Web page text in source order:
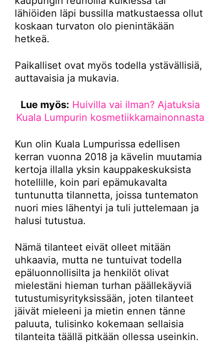
lähiöiden läpi bussilla matkustaessa ollut
koskaan turvaton olo pienintäkään
hetkeä.
Paikalliset ovat myös todella ystävällisiä,
auttavaisia ja mukavia.
Lue myös: Huivilla vai ilman? Ajatuksia
Kuala Lumpurin kosmetiikkamainonnasta
Kun olin Kuala Lumpurissa edellisen
kerran vuonna 2018 ja kävelin muutamia
kertoja illalla yksin kauppakeskuksista
hotellille, koin pari epämukavalta
tuntunutta tilannetta, joissa tuntematon
nuori mies lähentyi ja tuli juttelemaan ja
halusi tutustua.
Nämä tilanteet eivät olleet mitään
uhkaavia, mutta ne tuntuivat todella
epäluonnollisilta ja henkilöt olivat
mielestäni hieman turhan päällekäyviä
tutustumisyrityksissään, joten tilanteet
jäivät mieleeni ja mietin ennen tänne
paluuta, tulisinko kokemaan sellaisia
tilanteita täällä pitkään ollessa useinkin.